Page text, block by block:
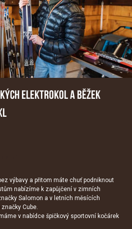
ELEKTROKOL A BĚŽEK
výbavy a přitom máte chuť podniknout
nabízíme k zapůjčení v zimních
Salomon a v letních měsících
Cube.
v nabídce špičkový sportovní kočárek